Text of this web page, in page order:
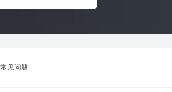
常见问题